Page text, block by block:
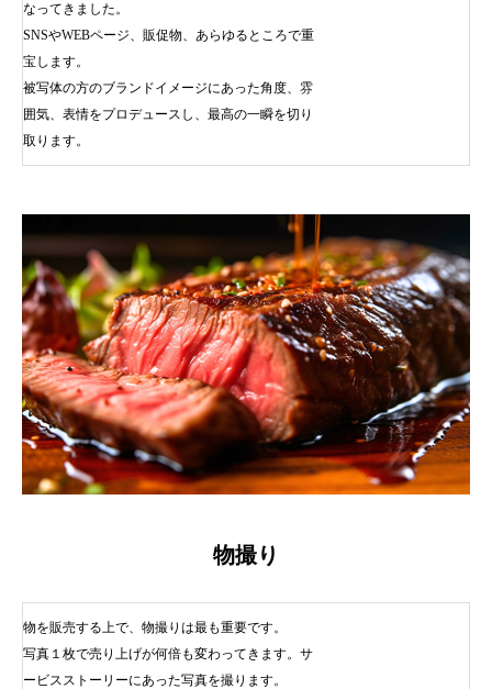
なってきました。
SNSやWEBページ、販促物、あらゆるところで重
宝します。
被写体の方のブランドイメージにあった角度、雰
囲気、表情をプロデュースし、最高の一瞬を切り
取ります。
物撮り
物を販売する上で、物撮りは最も重要です。
写真１枚で売り上げが何倍も変わってきます。サ
ービスストーリーにあった写真を撮ります。